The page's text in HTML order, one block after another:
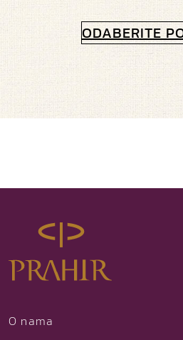
ODABERITE
O nama